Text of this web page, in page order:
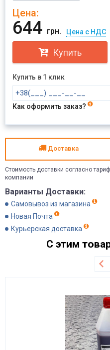
Цена:
644 грн. Цена с НДС
Купить
Купить в 1 клик
Как оформить заказ?
Доставка
Стоимость доставки согласно
компании
Варианты Доставки:
Самовывоз из магазина
Новая Почта
Курьерская доставка
С этим